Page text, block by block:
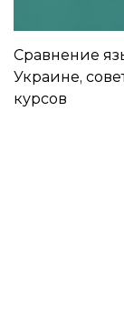
Сравнение
Украине,
курсов